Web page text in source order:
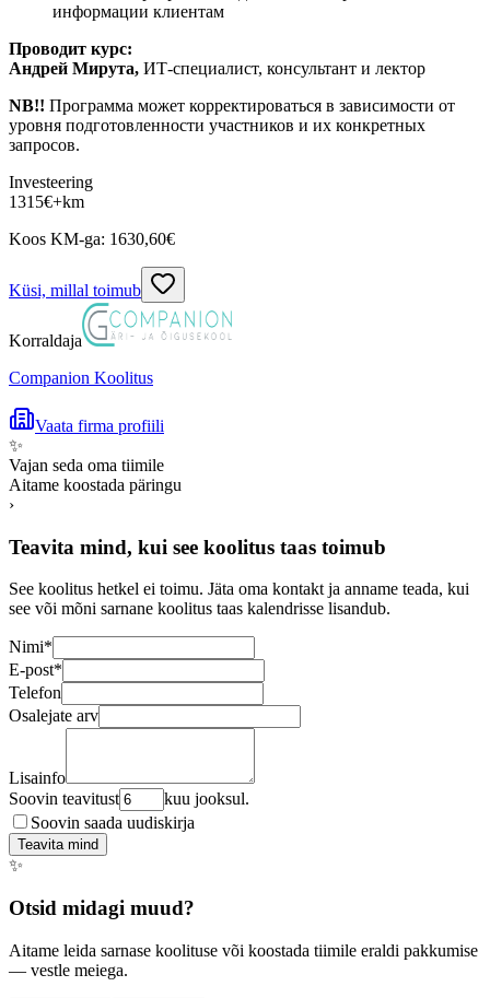
информации клиентам
Проводит курс:
Андрей Мирута, ИТ-специалист, консультант и лектор
NB!! Программа может корректироваться в зависимости от
уровня подготовленности участников и их конкретных
запросов.
Investeering
1315€+km
Koos KM-ga: 1630,60€
Küsi, millal toimub
Korraldaja
Companion Koolitus
Vaata firma profiili
✨
Vajan seda oma tiimile
Aitame koostada päringu
›
Teavita mind, kui see koolitus taas toimub
See koolitus hetkel ei toimu. Jäta oma kontakt ja anname teada, kui
see või mõni sarnane koolitus taas kalendrisse lisandub.
Nimi*
E-post*
Telefon
Osalejate arv
Lisainfo
Soovin teavitust
kuu jooksul.
Soovin saada uudiskirja
Teavita mind
✨
Otsid midagi muud?
Aitame leida sarnase koolituse või koostada tiimile eraldi pakkumise
— vestle meiega.